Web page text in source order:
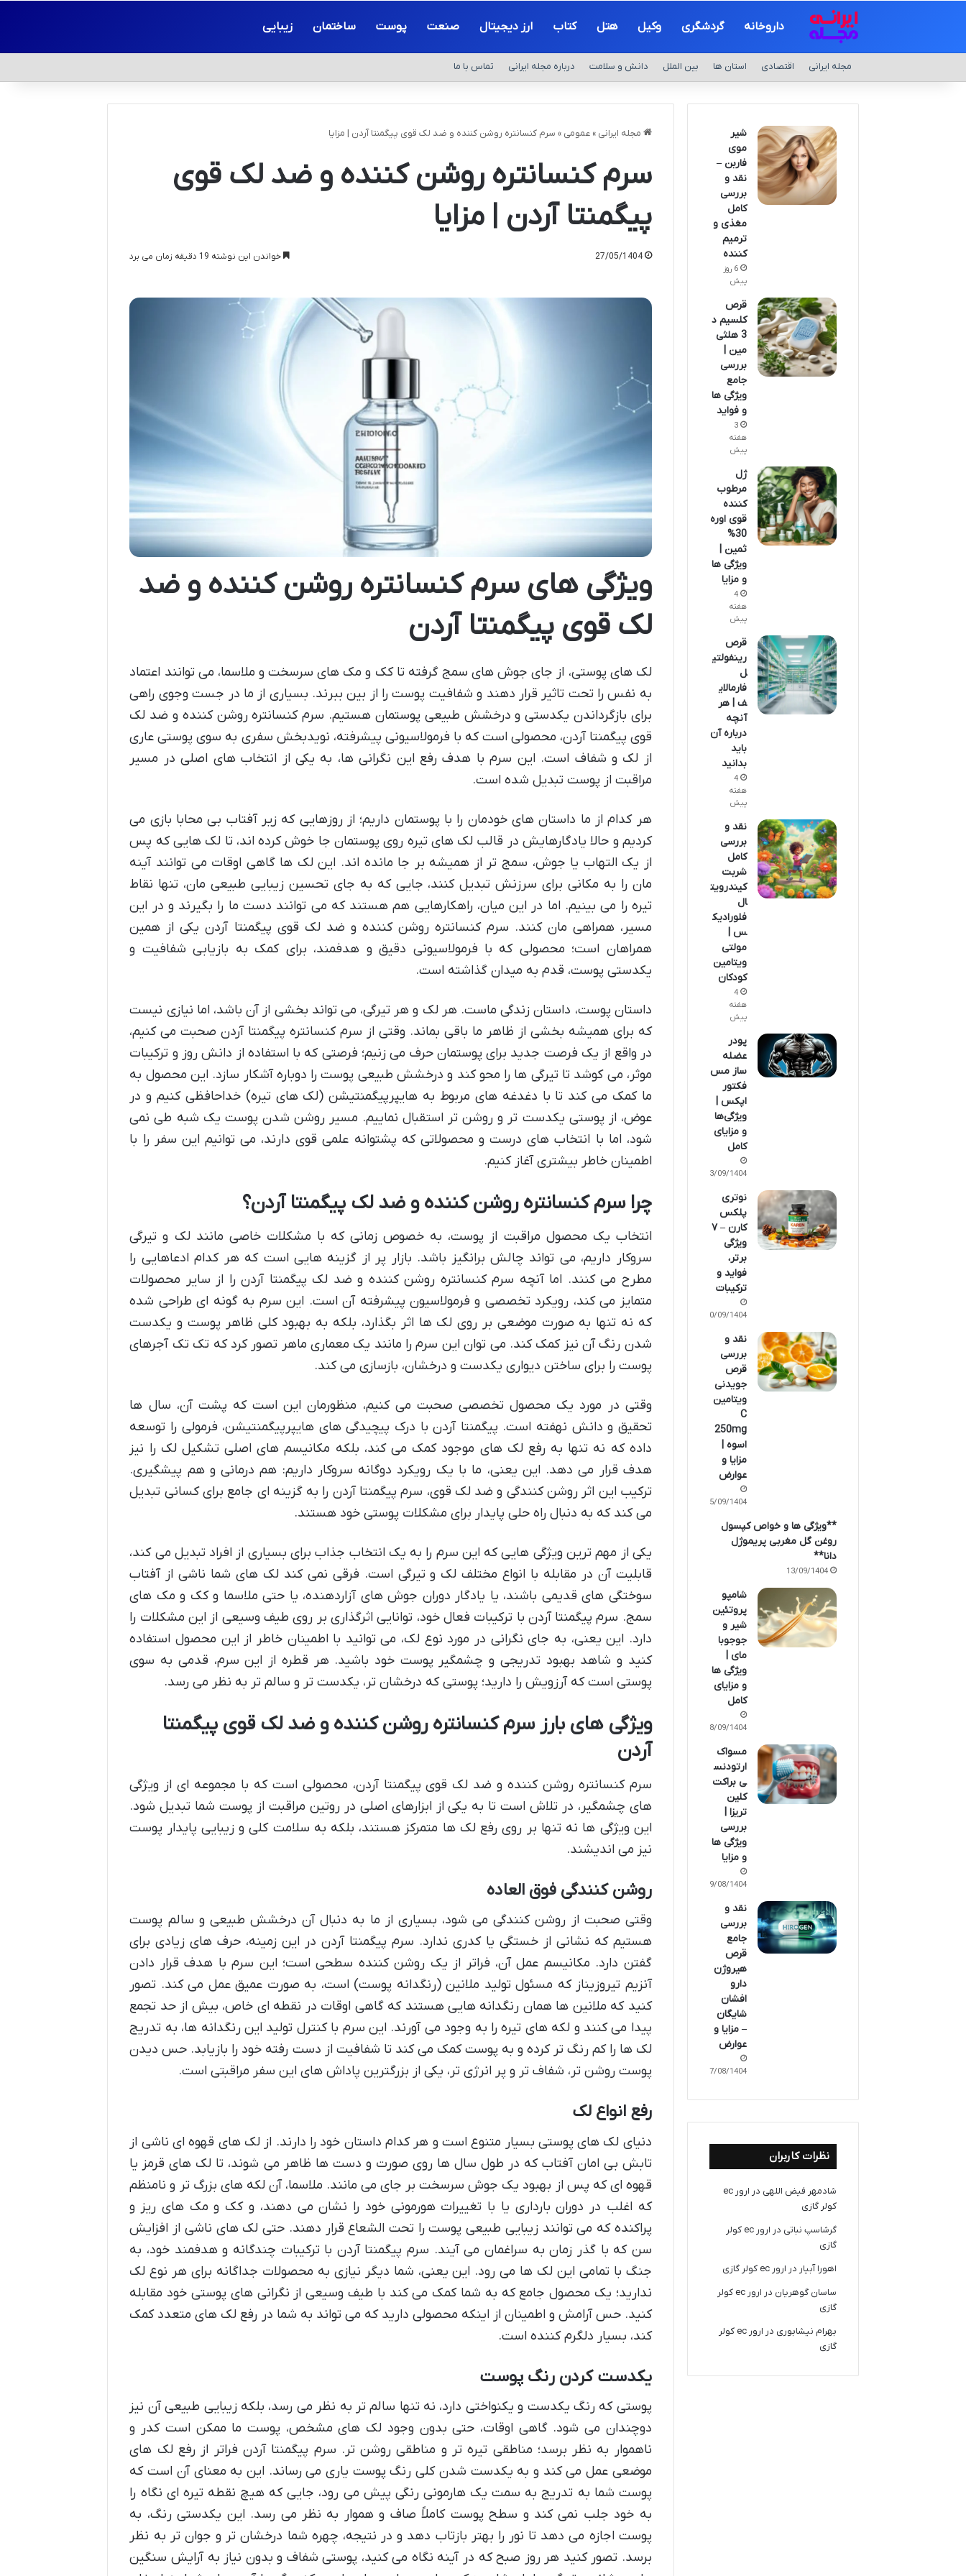
داروخانه گردشگری وکیل هتل کتاب ارز دیجیتال صنعت پوست ساختمان زیبایی
مجله ایرانی اقتصادی استان ها بین الملل دانش و سلامت درباره مجله ایرانی تماس با ما
مجله ایرانی » عمومی » سرم کنسانتره روشن کننده و ضد لک قوی پیگمنتا آردن | مزایا
سرم کنسانتره روشن کننده و ضد لک قوی
پیگمنتا آردن | مزایا
27/05/1404 خواندن این نوشته 19 دقیقه زمان می برد
ویژگی های سرم کنسانتره روشن کننده و ضد
لک قوی پیگمنتا آردن
لک های پوستی، از جای جوش های سمج گرفته تا کک و مک های سرسخت و ملاسما، می توانند اعتماد
به نفس را تحت تاثیر قرار دهند و شفافیت پوست را از بین ببرند. بسیاری از ما در جست وجوی راهی
برای بازگرداندن یکدستی و درخشش طبیعی پوستمان هستیم. سرم کنسانتره روشن کننده و ضد لک
قوی پیگمنتا آردن، محصولی است که با فرمولاسیونی پیشرفته، نویدبخش سفری به سوی پوستی عاری
از لک و شفاف است. این سرم با هدف رفع این نگرانی ها، به یکی از انتخاب های اصلی در مسیر
مراقبت از پوست تبدیل شده است.
هر کدام از ما داستان های خودمان را با پوستمان داریم؛ از روزهایی که زیر آفتاب بی محابا بازی می
کردیم و حالا یادگارهایش در قالب لک های تیره روی پوستمان جا خوش کرده اند، تا لک هایی که پس
از یک التهاب یا جوش، سمج تر از همیشه بر جا مانده اند. این لک ها گاهی اوقات می توانند آینه
مان را به مکانی برای سرزنش تبدیل کنند، جایی که به جای تحسین زیبایی طبیعی مان، تنها نقاط
تیره را می بینیم. اما در این میان، راهکارهایی هم هستند که می توانند دست ما را بگیرند و در این
مسیر، همراهی مان کنند. سرم کنسانتره روشن کننده و ضد لک قوی پیگمنتا آردن یکی از همین
همراهان است؛ محصولی که با فرمولاسیونی دقیق و هدفمند، برای کمک به بازیابی شفافیت و
یکدستی پوست، قدم به میدان گذاشته است.
داستان پوست، داستان زندگی ماست. هر لک و هر تیرگی، می تواند بخشی از آن باشد، اما نیازی نیست
که برای همیشه بخشی از ظاهر ما باقی بماند. وقتی از سرم کنسانتره پیگمنتا آردن صحبت می کنیم،
در واقع از یک فرصت جدید برای پوستمان حرف می زنیم؛ فرصتی که با استفاده از دانش روز و ترکیبات
موثر، می کوشد تا تیرگی ها را محو کند و درخشش طبیعی پوست را دوباره آشکار سازد. این محصول به
ما کمک می کند تا با دغدغه های مربوط به هایپرپیگمنتیشن (لک های تیره) خداحافظی کنیم و در
عوض، از پوستی یکدست تر و روشن تر استقبال نماییم. مسیر روشن شدن پوست یک شبه طی نمی
شود، اما با انتخاب های درست و محصولاتی که پشتوانه علمی قوی دارند، می توانیم این سفر را با
اطمینان خاطر بیشتری آغاز کنیم.
چرا سرم کنسانتره روشن کننده و ضد لک پیگمنتا آردن؟
انتخاب یک محصول مراقبت از پوست، به خصوص زمانی که با مشکلات خاصی مانند لک و تیرگی
سروکار داریم، می تواند چالش برانگیز باشد. بازار پر از گزینه هایی است که هر کدام ادعاهایی را
مطرح می کنند. اما آنچه سرم کنسانتره روشن کننده و ضد لک پیگمنتا آردن را از سایر محصولات
متمایز می کند، رویکرد تخصصی و فرمولاسیون پیشرفته آن است. این سرم به گونه ای طراحی شده
که نه تنها به صورت موضعی بر روی لک ها اثر بگذارد، بلکه به بهبود کلی ظاهر پوست و یکدست
شدن رنگ آن نیز کمک کند. می توان این سرم را مانند یک معماری ماهر تصور کرد که تک تک آجرهای
پوست را برای ساختن دیواری یکدست و درخشان، بازسازی می کند.
وقتی در مورد یک محصول تخصصی صحبت می کنیم، منظورمان این است که پشت آن، سال ها
تحقیق و دانش نهفته است. پیگمنتا آردن با درک پیچیدگی های هایپرپیگمنتیشن، فرمولی را توسعه
داده که نه تنها به رفع لک های موجود کمک می کند، بلکه مکانیسم های اصلی تشکیل لک را نیز
هدف قرار می دهد. این یعنی، ما با یک رویکرد دوگانه سروکار داریم: هم درمانی و هم پیشگیری.
ترکیب این اثر روشن کنندگی و ضد لک قوی، سرم پیگمنتا آردن را به گزینه ای جامع برای کسانی تبدیل
می کند که به دنبال راه حلی پایدار برای مشکلات پوستی خود هستند.
یکی از مهم ترین ویژگی هایی که این سرم را به یک انتخاب جذاب برای بسیاری از افراد تبدیل می کند،
قابلیت آن در مقابله با انواع مختلف لک و تیرگی است. فرقی نمی کند لک های شما ناشی از آفتاب
سوختگی های قدیمی باشند، یا یادگار دوران جوش های آزاردهنده، یا حتی ملاسما و کک و مک های
سمج. سرم پیگمنتا آردن با ترکیبات فعال خود، توانایی اثرگذاری بر روی طیف وسیعی از این مشکلات را
دارد. این یعنی، به جای نگرانی در مورد نوع لک، می توانید با اطمینان خاطر از این محصول استفاده
کنید و شاهد بهبود تدریجی و چشمگیر پوست خود باشید. هر قطره از این سرم، قدمی به سوی
پوستی است که آرزویش را دارید؛ پوستی که درخشان تر، یکدست تر و سالم تر به نظر می رسد.
ویژگی های بارز سرم کنسانتره روشن کننده و ضد لک قوی پیگمنتا
آردن
سرم کنسانتره روشن کننده و ضد لک قوی پیگمنتا آردن، محصولی است که با مجموعه ای از ویژگی
های چشمگیر، در تلاش است تا به یکی از ابزارهای اصلی در روتین مراقبت از پوست شما تبدیل شود.
این ویژگی ها نه تنها بر روی رفع لک ها متمرکز هستند، بلکه به سلامت کلی و زیبایی پایدار پوست
نیز می اندیشند.
روشن کنندگی فوق العاده
وقتی صحبت از روشن کنندگی می شود، بسیاری از ما به دنبال آن درخشش طبیعی و سالم پوست
هستیم که نشانی از خستگی یا کدری ندارد. سرم پیگمنتا آردن در این زمینه، حرف های زیادی برای
گفتن دارد. مکانیسم عمل آن، فراتر از یک روشن کننده سطحی است؛ این سرم با هدف قرار دادن
آنزیم تیروزیناز که مسئول تولید ملانین (رنگدانه پوست) است، به صورت عمیق عمل می کند. تصور
کنید که ملانین ها همان رنگدانه هایی هستند که گاهی اوقات در نقطه ای خاص، بیش از حد تجمع
پیدا می کنند و لکه های تیره را به وجود می آورند. این سرم با کنترل تولید این رنگدانه ها، به تدریج
لک ها را کم رنگ تر کرده و به پوست کمک می کند تا شفافیت از دست رفته خود را بازیابد. حس دیدن
پوست روشن تر، شفاف تر و پر انرژی تر، یکی از بزرگترین پاداش های این سفر مراقبتی است.
رفع انواع لک
دنیای لک های پوستی بسیار متنوع است و هر کدام داستان خود را دارند. از لک های قهوه ای ناشی از
تابش بی امان آفتاب که در طول سال ها روی صورت و دست ها ظاهر می شوند، تا لک های قرمز یا
قهوه ای که پس از بهبود یک جوش سرسخت بر جای می مانند. ملاسما، آن لکه های بزرگ تر و نامنظم
که اغلب در دوران بارداری یا با تغییرات هورمونی خود را نشان می دهند، و کک و مک های ریز و
پراکنده که می توانند زیبایی طبیعی پوست را تحت الشعاع قرار دهند. حتی لک های ناشی از افزایش
سن که با گذر زمان به سراغمان می آیند. سرم پیگمنتا آردن با ترکیبات چندگانه و هدفمند خود، به
جنگ با تمامی این لک ها می رود. این یعنی، شما دیگر نیازی به محصولات جداگانه برای هر نوع لک
ندارید؛ یک محصول جامع که به شما کمک می کند با طیف وسیعی از نگرانی های پوستی خود مقابله
کنید. حس آرامش و اطمینان از اینکه محصولی دارید که می تواند به شما در رفع لک های متعدد کمک
کند، بسیار دلگرم کننده است.
یکدست کردن رنگ پوست
پوستی که رنگ یکدست و یکنواختی دارد، نه تنها سالم تر به نظر می رسد، بلکه زیبایی طبیعی آن نیز
دوچندان می شود. گاهی اوقات، حتی بدون وجود لک های مشخص، پوست ما ممکن است کدر و
ناهموار به نظر برسد؛ مناطقی تیره تر و مناطقی روشن تر. سرم پیگمنتا آردن فراتر از رفع لک های
موضعی عمل می کند و به یکدست شدن کلی رنگ پوست یاری می رساند. این به معنای آن است که
پوست شما به تدریج به سمت یک هارمونی رنگی پیش می رود، جایی که هیچ نقطه تیره ای نگاه را
به خود جلب نمی کند و سطح پوست کاملاً صاف و هموار به نظر می رسد. این یکدستی رنگ، به
پوست اجازه می دهد تا نور را بهتر بازتاب دهد و در نتیجه، چهره شما درخشان تر و جوان تر به نظر
برسد. تصور کنید هر روز صبح که در آینه نگاه می کنید، پوستی شفاف و بدون نیاز به آرایش سنگین
شیر
موی
فاربن –
نقد و
بررسی
کامل
مغذی و
ترمیم
کننده
6 روز
پیش
قرص
کلسیم د
3 هلثی
مین |
بررسی
جامع
ویژگی ها
و فواید
3
هفته
پیش
ژل
مرطوب
کننده
قوی اوره
30%
ثمین |
ویژگی ها
و مزایا
4
هفته
پیش
قرص
رینفولتی
ل
فارمالای
ف | هر
آنچه
درباره آن
باید
بدانید
4
هفته
پیش
نقد و
بررسی
کامل
شربت
کیندرویت
ال
فلورادیک
س |
مولتی
ویتامین
کودکان
4
هفته
پیش
پودر
عضله
ساز مس
فکتور
اپکس |
ویژگی‌ها
و مزایای
کامل
23/09/1404
نوتری
پلکس
کارن – ۷
ویژگی
برتر،
فواید و
ترکیبات
20/09/1404
نقد و
بررسی
قرص
جویدنی
ویتامین
C
250mg
اسوه |
مزایا و
عوارض
15/09/1404
**ویژگی ها و خواص کپسول
روغن گل مغربی پریموژل
دانا**
13/09/1404
شامپو
پروتئین
شیر و
جوجوبا
مای |
ویژگی ها
و مزایای
کامل
08/09/1404
مسواک
ارتودنس
ی براکت
کلین
تریزا |
بررسی
ویژگی ها
و مزایا
29/08/1404
نقد و
بررسی
جامع
قرص
هیروژن
دارو
افشان
شایگان
– مزایا و
عوارض
17/08/1404
نظرات کاربران
شادمهر فیض اللهی در
ارور ec
کولر گازی
گرشاسپ نباتی در
ارور ec کولر
گازی
اهورا آبیار در ارور ec کولر گازی
ساسان گوهریان در
ارور ec کولر
گازی
بهرام نیشابوری در
ارور ec کولر
گازی